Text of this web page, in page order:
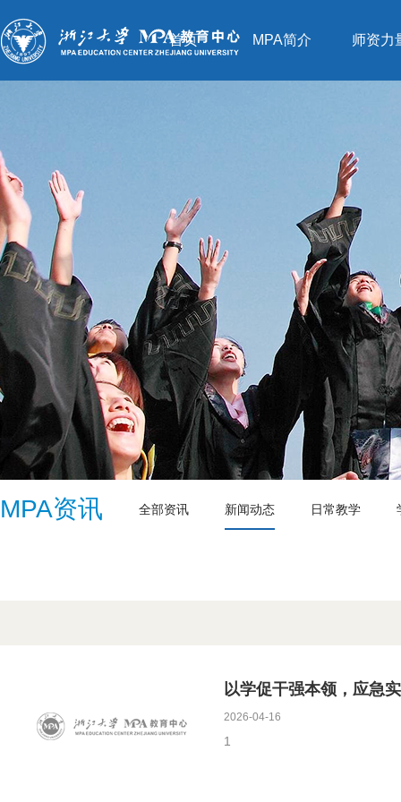
首页 MPA简介 师资力
MPA资讯 全部资讯 新闻动态 日常教学
以学促干强本领，应急
2026-04-16
1